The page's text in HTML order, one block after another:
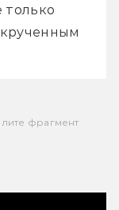
только
фрагмент